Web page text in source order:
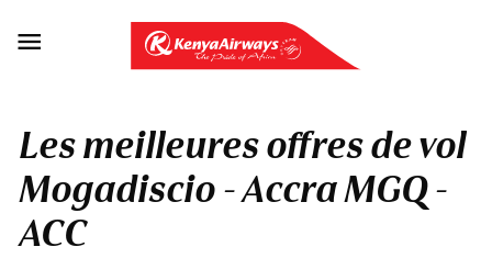

Les meilleures offres de vol
Mogadiscio - Accra MGQ -
ACC